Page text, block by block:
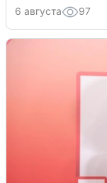
6 августа 97